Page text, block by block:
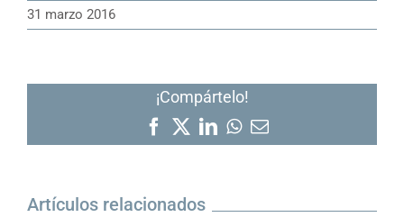
31 marzo 2016
¡Compártelo!
Facebook
X LinkedIn
WhatsApp
Correo
electrónico
Artículos relacionados